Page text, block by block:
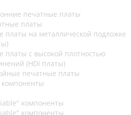
печатные платы
платы
платы на металлической подложке
платы с высокой плотностью
(HDI платы)
печатные платы
компоненты
компоненты